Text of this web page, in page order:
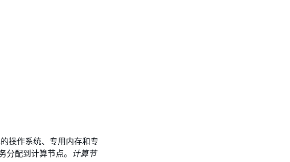
操作系统、专用内存和专
分配到计算节点。 计算节